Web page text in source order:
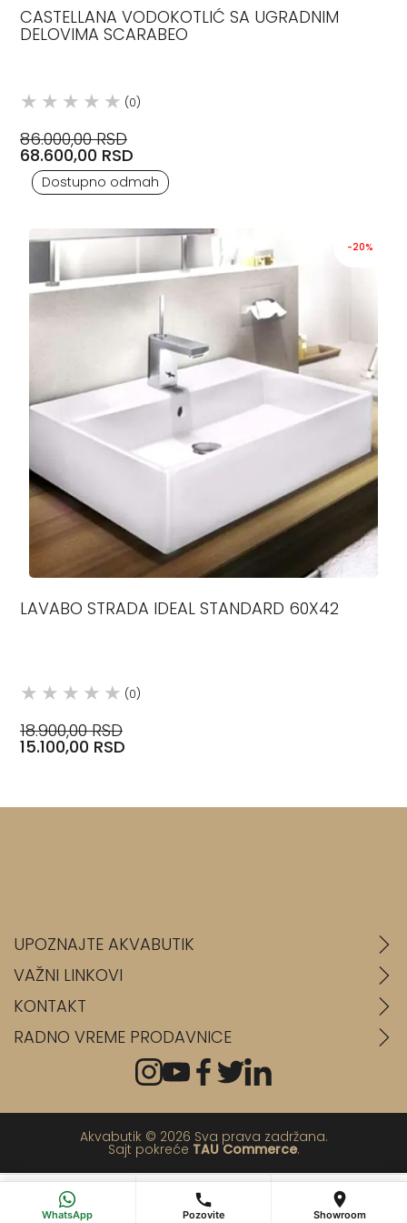
CASTELLANA VODOKOTLIĆ SA UGRADNIM
DELOVIMA SCARABEO
(0)
86.000,00 RSD
68.600,00 RSD
Dostupno odmah
-20%
LAVABO STRADA IDEAL STANDARD 60X42
(0)
18.900,00 RSD
15.100,00 RSD
UPOZNAJTE AKVABUTIK
VAŽNI LINKOVI
KONTAKT
RADNO VREME PRODAVNICE
Akvabutik © 2026 Sva prava zadržana.
Sajt pokreće TAU Commerce.
WhatsApp Pozovite Showroom
💬
WhatsApp
📞
Pozovi
📍
Poseti salon